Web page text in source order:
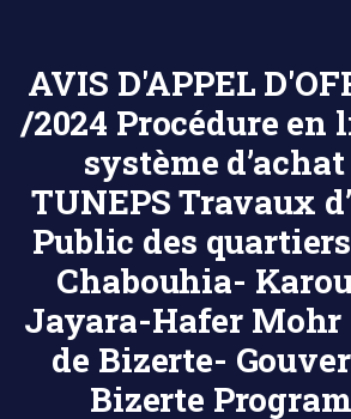
AVIS D'APPEL
/2024 Procédure en
système
TUNEPS Travaux
Public des
Chabouhia-
Jayara-Hafer Mohr
de Bizerte-
Bizerte